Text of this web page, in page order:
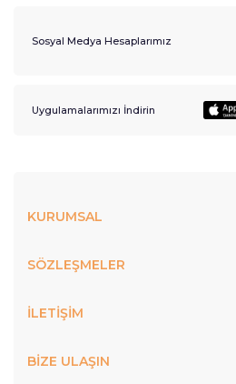
Sosyal Medya Hesaplarımız
Uygulamalarımızı İndirin
KURUMSAL
SÖZLEŞMELER
İLETİŞİM
BİZE ULAŞIN